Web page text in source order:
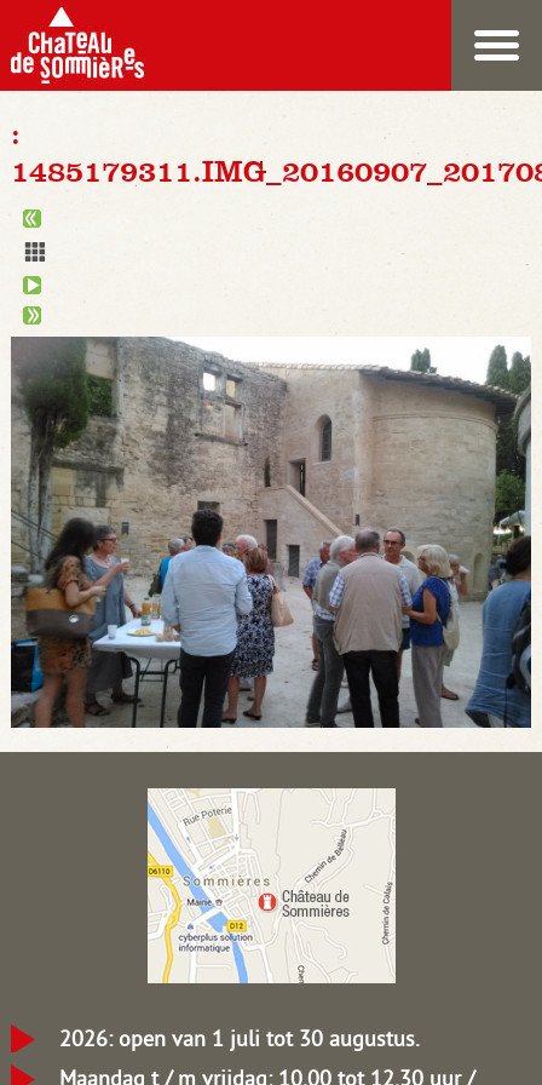
:
2026: open van 1 juli tot 30 augustus.
Maandag t / m vrijdag: 10.00 tot 12.30 uur /